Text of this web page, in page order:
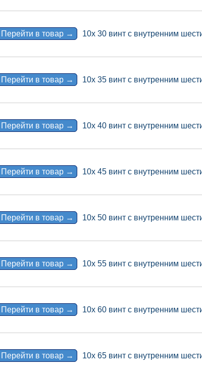
Перейти в товар → 10x 30 винт с внутренним
Перейти в товар → 10x 35 винт с внутренним
Перейти в товар → 10x 40 винт с внутренним
Перейти в товар → 10x 45 винт с внутренним
Перейти в товар → 10x 50 винт с внутренним
Перейти в товар → 10x 55 винт с внутренним
Перейти в товар → 10x 60 винт с внутренним
Перейти в товар → 10x 65 винт с внутренним